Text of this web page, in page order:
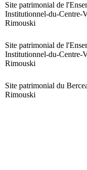
Site patrimonial de
Institutionnel-du-Centre-
Rimouski
Site patrimonial de
Institutionnel-du-Centre-
Rimouski
Site patrimonial du
Rimouski